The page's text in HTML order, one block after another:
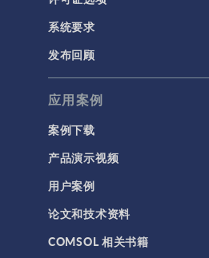
系统要求
发布回顾
应用案例
案例下载
产品演示视频
用户案例
论文和技术资料
COMSOL 相关书籍